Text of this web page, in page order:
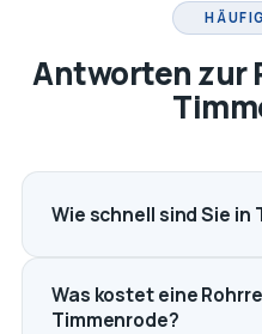
Antworten zur
Wie schnell sind Sie in
Was kostet eine
Timmenrode?